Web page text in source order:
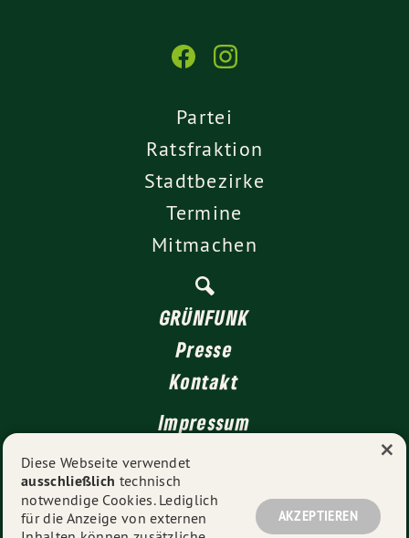
Partei
Ratsfraktion
Stadtbezirke
Termine
Mitmachen
GRÜNFUNK
Presse
Kontakt
Impressum
Datenschutz
© 2026GRÜNE Düsseldorf - Alle Rechte vorbehalten.
Diese Webseite verwendet
ausschließlich technisch
notwendige Cookies. Lediglich
für die Anzeige von externen
AKZEPTIEREN
×